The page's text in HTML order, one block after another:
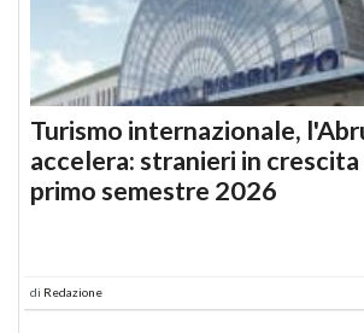
Turismo internazionale,
accelera: stranieri in
primo semestre 2026
di Redazione